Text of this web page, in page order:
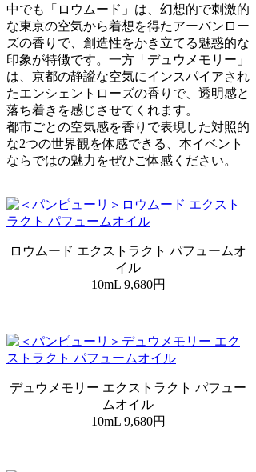
中でも「ロウムード」は、幻想的で刺激的
な東京の空気から着想を得たアーバンロー
ズの香りで、創造性をかき立てる魅惑的な
印象が特徴です。一方「デュウメモリー」
は、京都の静謐な空気にインスパイアされ
たエンシェントローズの香りで、透明感と
落ち着きを感じさせてくれます。
都市ごとの空気感を香りで表現した対照的
な2つの世界観を体感できる、本イベント
ならではの魅力をぜひご体感ください。
ロウムード エクストラクト パフュームオ
イル
10mL 9,680円
デュウメモリー エクストラクト パフュー
ムオイル
10mL 9,680円